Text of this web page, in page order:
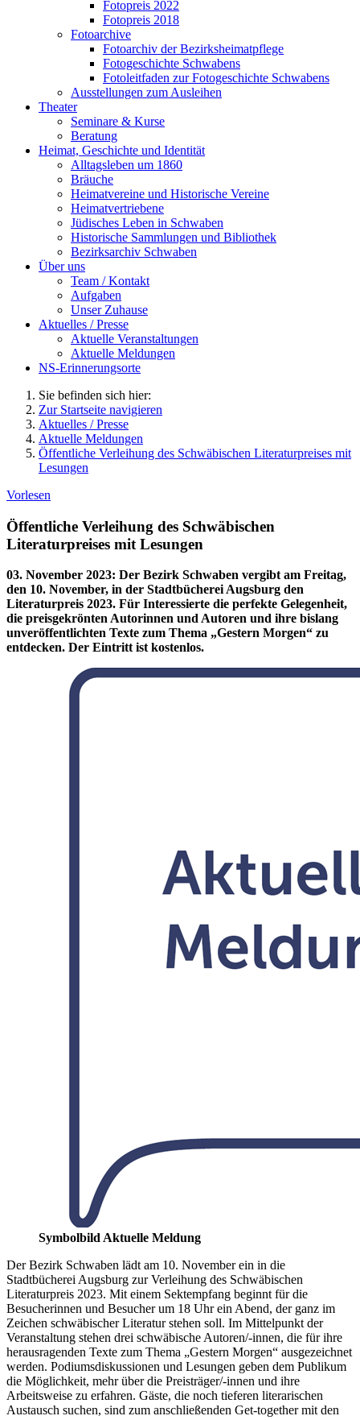
Fotopreis 2022
Fotopreis 2018
Fotoarchive
Fotoarchiv der Bezirksheimatpflege
Fotogeschichte Schwabens
Fotoleitfaden zur Fotogeschichte Schwabens
Ausstellungen zum Ausleihen
Theater
Seminare & Kurse
Beratung
Heimat, Geschichte und Identität
Alltagsleben um 1860
Bräuche
Heimatvereine und Historische Vereine
Heimatvertriebene
Jüdisches Leben in Schwaben
Historische Sammlungen und Bibliothek
Bezirksarchiv Schwaben
Über uns
Team / Kontakt
Aufgaben
Unser Zuhause
Aktuelles / Presse
Aktuelle Veranstaltungen
Aktuelle Meldungen
NS-Erinnerungsorte
Sie befinden sich hier:
Zur Startseite navigieren
Aktuelles / Presse
Aktuelle Meldungen
Öffentliche Verleihung des Schwäbischen Literaturpreises mit
Lesungen
Vorlesen
Öffentliche Verleihung des Schwäbischen
Literaturpreises mit Lesungen
03. November 2023: Der Bezirk Schwaben vergibt am Freitag,
den 10. November, in der Stadtbücherei Augsburg den
Literaturpreis 2023. Für Interessierte die perfekte Gelegenheit,
die preisgekrönten Autorinnen und Autoren und ihre bislang
unveröffentlichten Texte zum Thema „Gestern Morgen“ zu
entdecken. Der Eintritt ist kostenlos.
Symbolbild Aktuelle Meldung
Der Bezirk Schwaben lädt am 10. November ein in die
Stadtbücherei Augsburg zur Verleihung des Schwäbischen
Literaturpreis 2023. Mit einem Sektempfang beginnt für die
Besucherinnen und Besucher um 18 Uhr ein Abend, der ganz im
Zeichen schwäbischer Literatur stehen soll. Im Mittelpunkt der
Veranstaltung stehen drei schwäbische Autoren/-innen, die für ihre
herausragenden Texte zum Thema „Gestern Morgen“ ausgezeichnet
werden. Podiumsdiskussionen und Lesungen geben dem Publikum
die Möglichkeit, mehr über die Preisträger/-innen und ihre
Arbeitsweise zu erfahren. Gäste, die noch tieferen literarischen
Austausch suchen, sind zum anschließenden Get-together mit den